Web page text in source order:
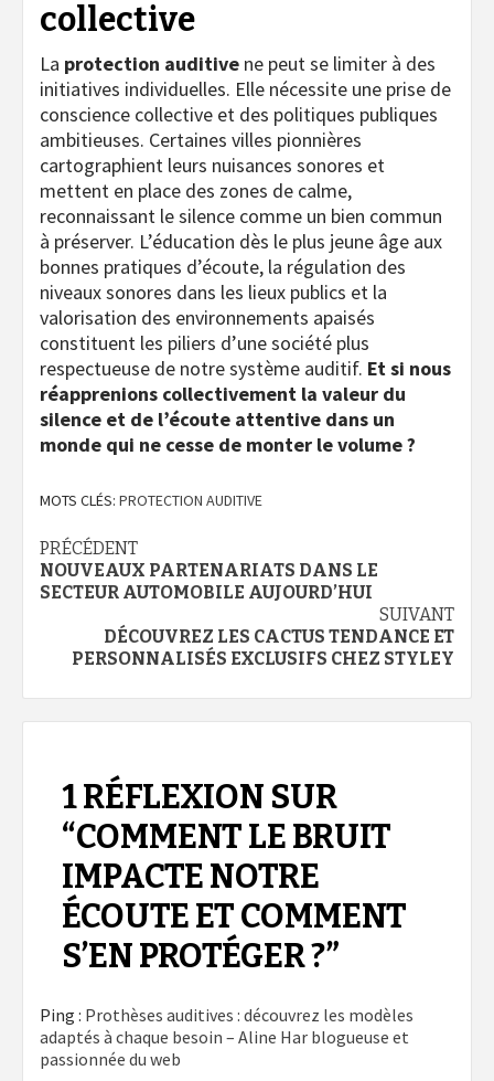
collective
La protection auditive ne peut se limiter à des
initiatives individuelles. Elle nécessite une prise de
conscience collective et des politiques publiques
ambitieuses. Certaines villes pionnières
cartographient leurs nuisances sonores et
mettent en place des zones de calme,
reconnaissant le silence comme un bien commun
à préserver. L’éducation dès le plus jeune âge aux
bonnes pratiques d’écoute, la régulation des
niveaux sonores dans les lieux publics et la
valorisation des environnements apaisés
constituent les piliers d’une société plus
respectueuse de notre système auditif. Et si nous
réapprenions collectivement la valeur du
silence et de l’écoute attentive dans un
monde qui ne cesse de monter le volume ?
MOTS CLÉS: PROTECTION AUDITIVE
Navigation
d’article
PRÉCÉDENT
NOUVEAUX PARTENARIATS DANS LE
SECTEUR AUTOMOBILE AUJOURD’HUI
SUIVANT
DÉCOUVREZ LES CACTUS TENDANCE ET
PERSONNALISÉS EXCLUSIFS CHEZ STYLEY
1 RÉFLEXION SUR
“COMMENT LE BRUIT
IMPACTE NOTRE
ÉCOUTE ET COMMENT
S’EN PROTÉGER ?”
Ping : Prothèses auditives : découvrez les modèles
adaptés à chaque besoin – Aline Har blogueuse et
passionnée du web